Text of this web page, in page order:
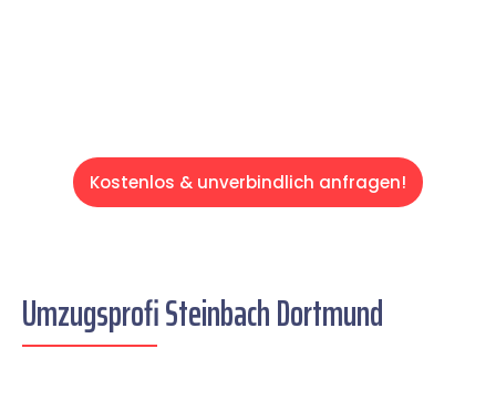
Kostenlos & unverbindlich anfragen!
Umzugsprofi Steinbach Dortmund